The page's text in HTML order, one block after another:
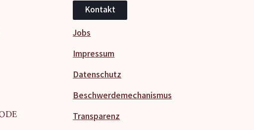
Kontakt
Jobs
Impressum
Datenschutz
Beschwerdemechanismus
Transparenz